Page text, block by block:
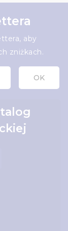
aby
zniżkach.